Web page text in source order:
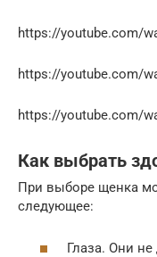
https://youtube.com/
https://youtube.com/
https://youtube.com/
Как выбрать
При выборе щенка
следующее:
Глаза. Они